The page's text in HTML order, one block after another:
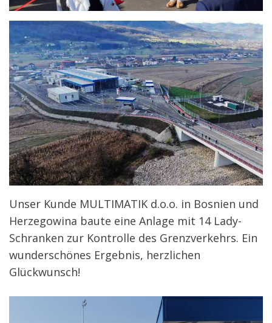
Unser Kunde MULTIMATIK d.o.o. in Bosnien und
Herzegowina baute eine Anlage mit 14 Lady-
Schranken zur Kontrolle des Grenzverkehrs. Ein
wunderschönes Ergebnis, herzlichen
Glückwunsch!